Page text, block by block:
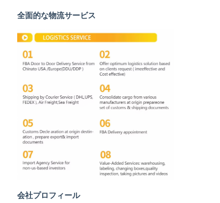
Amazonへ発送
トラック貨物
倉庫サービス
全面的な物流サービス
会社プロフィール